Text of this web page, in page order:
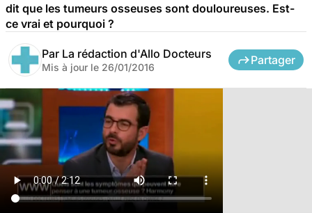
dit que les tumeurs osseuses sont douloureuses. Est-
ce vrai et pourquoi ?
Par La rédaction d'Allo Docteurs
Mis à jour le 26/01/2016
Partager